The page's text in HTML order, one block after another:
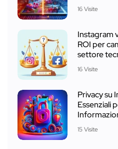
16 Visite
Instagram
ROI per
settore
16 Visite
Privacy su
Essenziali
15 Visite